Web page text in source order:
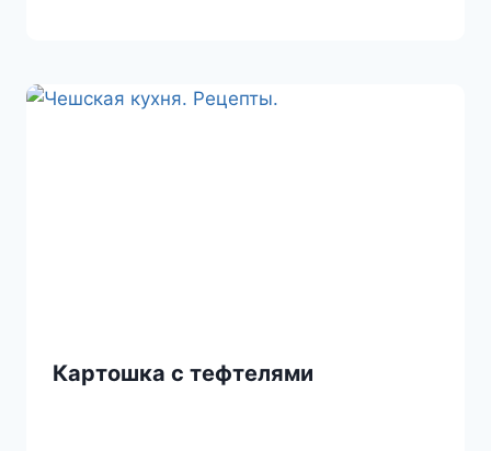
Картошка с тефтелями